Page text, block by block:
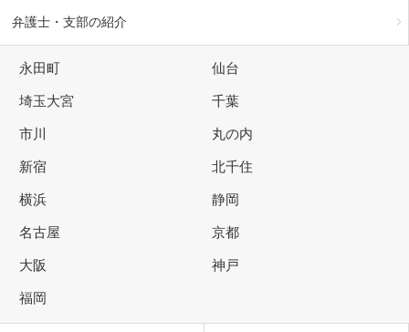
弁護士・支部の紹介
永田町 仙台
埼玉大宮 千葉
市川 丸の内
新宿 北千住
横浜 静岡
名古屋 京都
大阪 神戸
福岡